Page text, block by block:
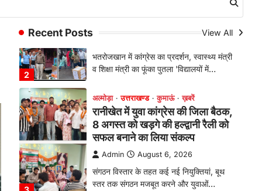
Recent Posts View All
3
संगठन विस्तार के तहत कई नई नियुक्तियां, बूथ
4
अल्मोड़ा उत्तराखण्ड कुमाऊं ख़बरें
लोगों ने लिया लाभ, 191 में से 182
शिकायतों का मौके पर हुआ निस्तारण
Admin August 5, 2026
लोगों ने किया प्रतिभाग जिलाधिकारी अंशुल सिंह…
अल्मोड़ा उत्तराखण्ड कुमाऊं ख़बरें धार्मिक